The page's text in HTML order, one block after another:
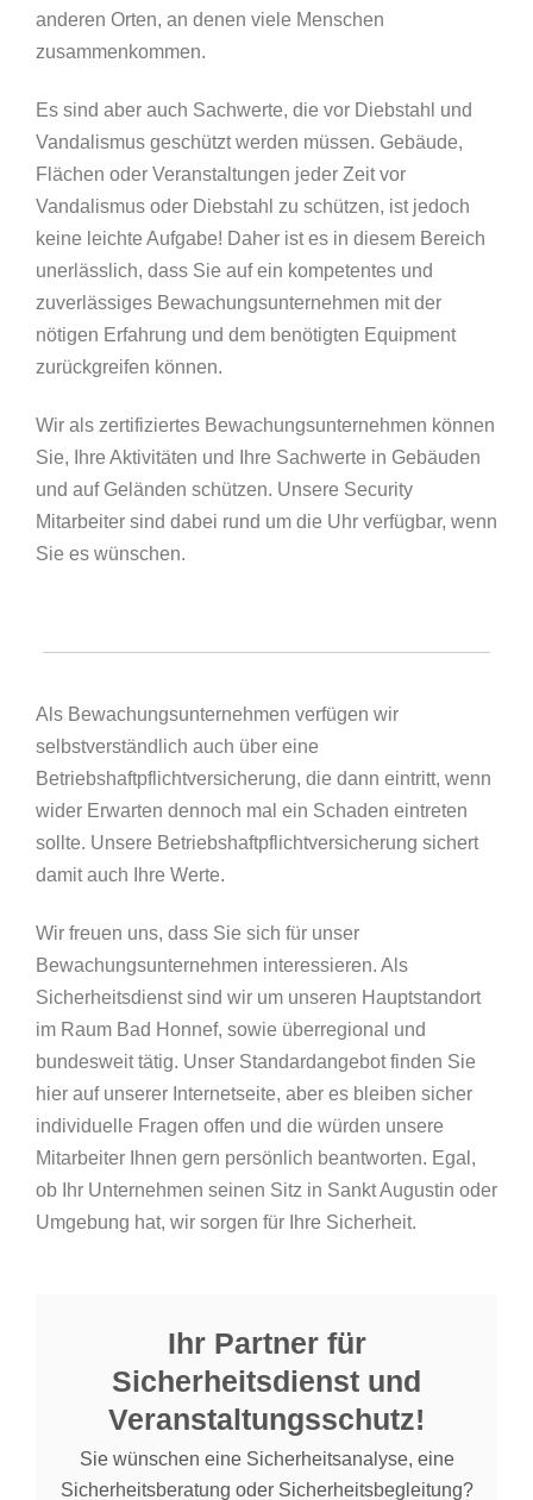
anderen Orten, an denen viele Menschen
zusammenkommen.
Es sind aber auch Sachwerte, die vor Diebstahl und
Vandalismus geschützt werden müssen. Gebäude,
Flächen oder Veranstaltungen jeder Zeit vor
Vandalismus oder Diebstahl zu schützen, ist jedoch
keine leichte Aufgabe! Daher ist es in diesem Bereich
unerlässlich, dass Sie auf ein kompetentes und
zuverlässiges Bewachungsunternehmen mit der
nötigen Erfahrung und dem benötigten Equipment
zurückgreifen können.
Wir als zertifiziertes Bewachungsunternehmen können
Sie, Ihre Aktivitäten und Ihre Sachwerte in Gebäuden
und auf Geländen schützen. Unsere Security
Mitarbeiter sind dabei rund um die Uhr verfügbar, wenn
Sie es wünschen.
Als Bewachungsunternehmen verfügen wir
selbstverständlich auch über eine
Betriebshaftpflichtversicherung, die dann eintritt, wenn
wider Erwarten dennoch mal ein Schaden eintreten
sollte. Unsere Betriebshaftpflichtversicherung sichert
damit auch Ihre Werte.
Wir freuen uns, dass Sie sich für unser
Bewachungsunternehmen interessieren. Als
Sicherheitsdienst sind wir um unseren Hauptstandort
im Raum Bad Honnef, sowie überregional und
bundesweit tätig. Unser Standardangebot finden Sie
hier auf unserer Internetseite, aber es bleiben sicher
individuelle Fragen offen und die würden unsere
Mitarbeiter Ihnen gern persönlich beantworten. Egal,
ob Ihr Unternehmen seinen Sitz in Sankt Augustin oder
Umgebung hat, wir sorgen für Ihre Sicherheit.
Ihr Partner für
Sicherheitsdienst und
Veranstaltungsschutz!
Sie wünschen eine Sicherheitsanalyse, eine
Sicherheitsberatung oder Sicherheitsbegleitung?